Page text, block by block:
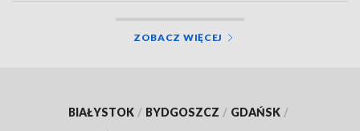
ZOBACZ WIĘCEJ
BIAŁYSTOK / BYDGOSZCZ / GDAŃSK /